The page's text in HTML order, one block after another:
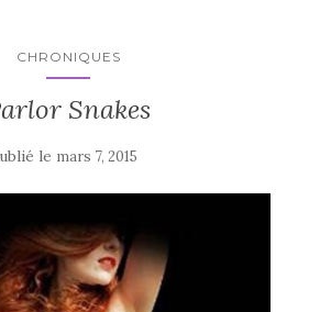
CHRONIQUES
Snakes
le mars 7, 2015